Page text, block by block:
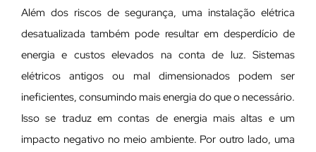
Além dos riscos de segurança, uma instalação elétrica
desatualizada também pode resultar em desperdício de
energia e custos elevados na conta de luz. Sistemas
elétricos antigos ou mal dimensionados podem ser
ineficientes, consumindo mais energia do que o necessário.
Isso se traduz em contas de energia mais altas e um
impacto negativo no meio ambiente. Por outro lado, uma